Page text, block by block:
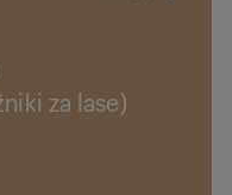
za lase)